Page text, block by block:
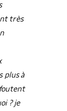
très
plus à
? je